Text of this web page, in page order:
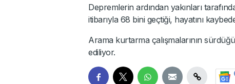
Depremlerin ardından yakınları
itibarıyla 68 bini geçtiği, hayatını
Arama kurtarma çalışmalarının
ediliyor.